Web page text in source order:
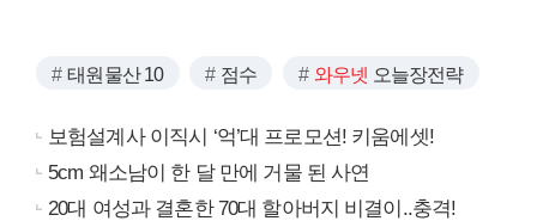
태원물산 10 점수 와우넷 오늘장전략
보험설계사 이직시 ‘억’대 프로모션! 키움에셋!
5cm 왜소남이 한 달 만에 거물 된 사연
20대 여성과 결혼한 70대 할아버지 비결이..충격!